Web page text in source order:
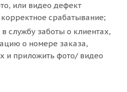
или видео дефект
срабатывание;
службу заботы о клиентах,
о номере заказа,
и приложить фото/ видео